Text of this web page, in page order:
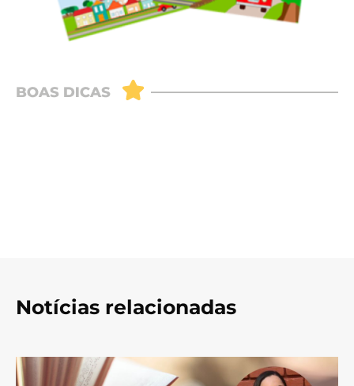
Notícias relacionadas